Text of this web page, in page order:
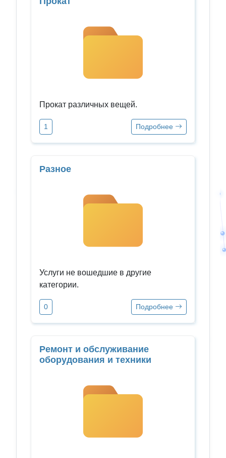
Прокат различных вещей.
1 Подробнее
Разное
Услуги не вошедшие в другие
категории.
0 Подробнее
Ремонт и обслуживание
оборудования и техники